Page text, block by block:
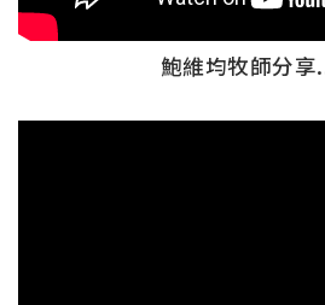
鮑維均牧師分享